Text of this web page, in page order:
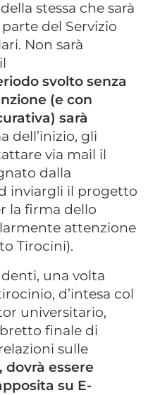
stessa che sarà
del Servizio
Non sarà
svolto senza
(e con
sarà
dell’inizio, gli
via mail il
dalla
inviargli il progetto
la firma dello
attenzione
Tirocini).
una volta
d’intesa col
universitario,
finale di
sulle
dovrà essere
su E-